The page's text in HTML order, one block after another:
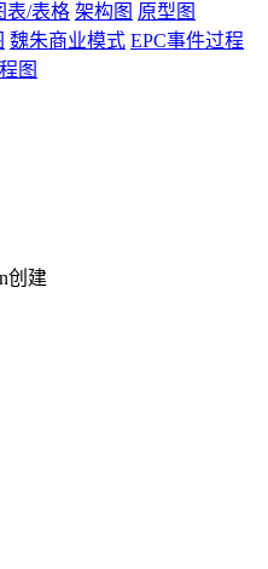
表/表格 架构图 原型图
魏朱商业模式 EPC事件过程
图
创建